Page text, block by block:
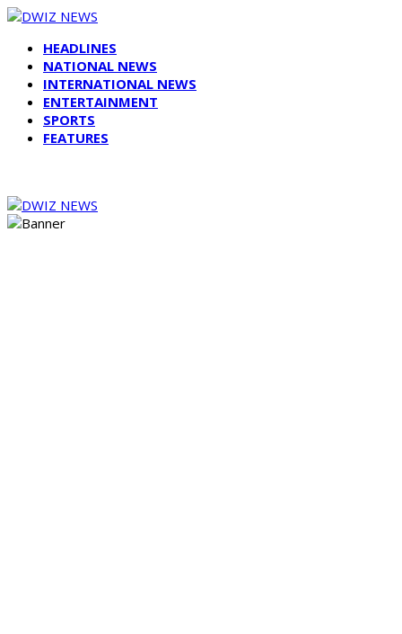
HEADLINES
NATIONAL NEWS
INTERNATIONAL NEWS
ENTERTAINMENT
SPORTS
FEATURES